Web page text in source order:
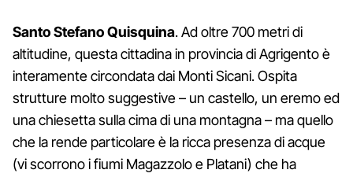
Santo Stefano Quisquina. Ad oltre 700 metri di
altitudine, questa cittadina in provincia di Agrigento è
interamente circondata dai Monti Sicani. Ospita
strutture molto suggestive – un castello, un eremo ed
una chiesetta sulla cima di una montagna – ma quello
che la rende particolare è la ricca presenza di acque
(vi scorrono i fiumi Magazzolo e Platani) che ha